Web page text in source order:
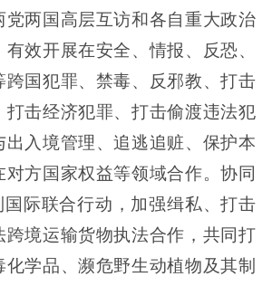
党两国高层互访和各自重大政治
效开展在安全、情报、反恐、
跨国犯罪、禁毒、反邪教、打击
打击经济犯罪、打击偷渡违法犯
出入境管理、追逃追赃、保护本
对方国家权益等领域合作。协同
国际联合行动，加强缉私、打击
跨境运输货物执法合作，共同打
学品、濒危野生动植物及其制